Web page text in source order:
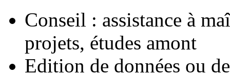
Conseil : assistance à
projets, études amont
Edition de données ou